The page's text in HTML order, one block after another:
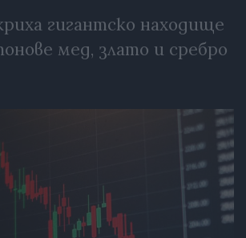
гигантско находище
мед, злато и сребро